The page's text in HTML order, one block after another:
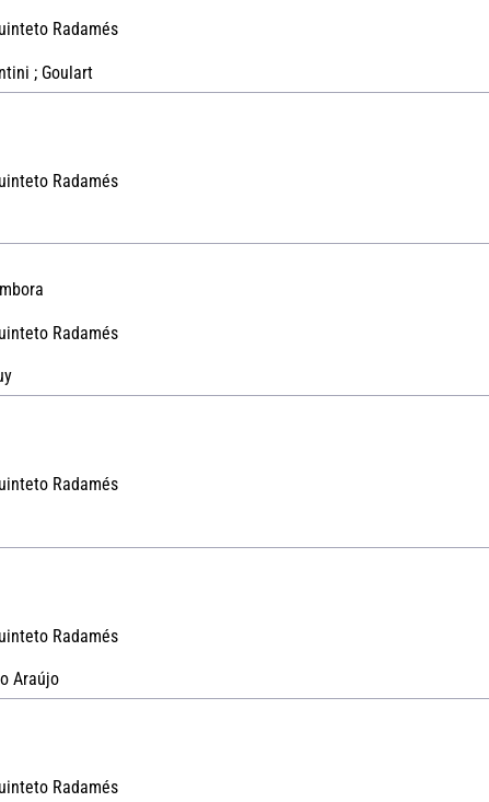
Radamés
; Goulart
Radamés
Radamés
Radamés
Radamés
Araújo
Radamés